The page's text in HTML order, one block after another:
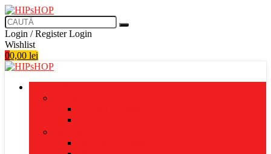
Login / Register Login
Wishlist
00,00 lei